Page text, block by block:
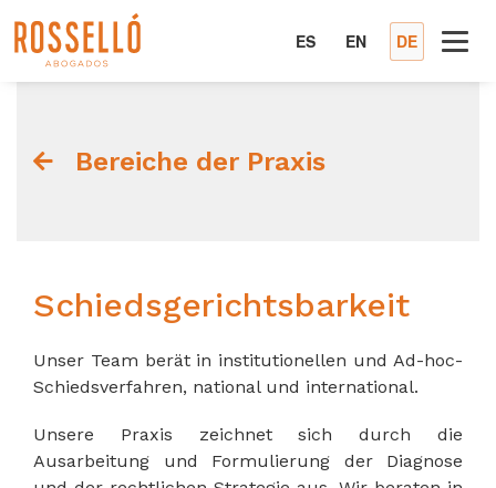
ES EN DE
Bereiche der Praxis
Schiedsgerichtsbarkeit
Unser Team berät in institutionellen und Ad-hoc-
Schiedsverfahren, national und international.
Unsere Praxis zeichnet sich durch die
Ausarbeitung und Formulierung der Diagnose